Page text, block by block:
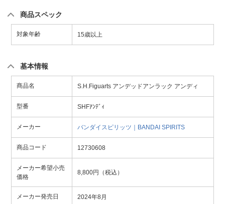
商品スペック
対象年齢 15歳以上
基本情報
商品名 S.H.Figuarts アンデッドアンラック アンディ
型番 SHFｱﾝﾃﾞｨ
メーカー バンダイスピリッツ｜BANDAI SPIRITS
商品コード 12730608
メーカー希望小売
価格
8,800円（税込）
メーカー発売日 2024年8月